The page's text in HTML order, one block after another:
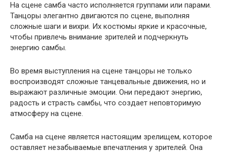
На сцене самба часто исполняется группами или парами.
Танцоры элегантно двигаются по сцене, выполняя
сложные шаги и вихри. Их костюмы яркие и красочные,
чтобы привлечь внимание зрителей и подчеркнуть
энергию самбы.
Во время выступления на сцене танцоры не только
воспроизводят сложные танцевальные движения, но и
выражают различные эмоции. Они передают энергию,
радость и страсть самбы, что создает неповторимую
атмосферу на сцене.
Самба на сцене является настоящим зрелищем, которое
оставляет незабываемые впечатления у зрителей. Она